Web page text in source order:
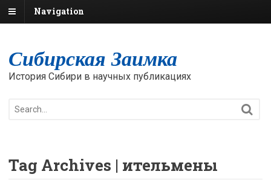
Navigation
Сибирская Заимка
История Сибири в научных публикациях
Tag Archives | ительмены